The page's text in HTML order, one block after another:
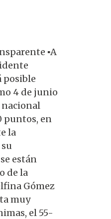
▪️A
posible
4 de junio
nacional
puntos, en
la
están
de la
Gómez
muy
el 55-